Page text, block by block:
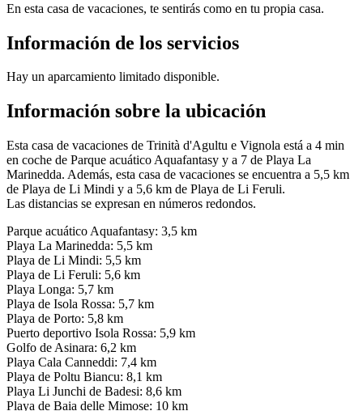
En esta casa de vacaciones, te sentirás como en tu propia casa.
Información de los servicios
Hay un aparcamiento limitado disponible.
Información sobre la ubicación
Esta casa de vacaciones de Trinità d'Agultu e Vignola está a 4 min
en coche de Parque acuático Aquafantasy y a 7 de Playa La
Marinedda. Además, esta casa de vacaciones se encuentra a 5,5 km
de Playa de Li Mindi y a 5,6 km de Playa de Li Feruli.
Las distancias se expresan en números redondos.
Parque acuático Aquafantasy: 3,5 km
Playa La Marinedda: 5,5 km
Playa de Li Mindi: 5,5 km
Playa de Li Feruli: 5,6 km
Playa Longa: 5,7 km
Playa de Isola Rossa: 5,7 km
Playa de Porto: 5,8 km
Puerto deportivo Isola Rossa: 5,9 km
Golfo de Asinara: 6,2 km
Playa Cala Canneddi: 7,4 km
Playa de Poltu Biancu: 8,1 km
Playa Li Junchi de Badesi: 8,6 km
Playa de Baia delle Mimose: 10 km